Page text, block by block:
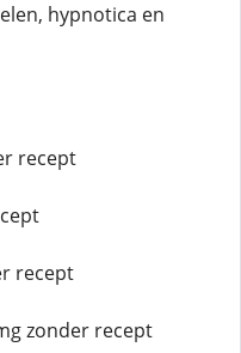
hypnotica en
recept
recept
zonder recept